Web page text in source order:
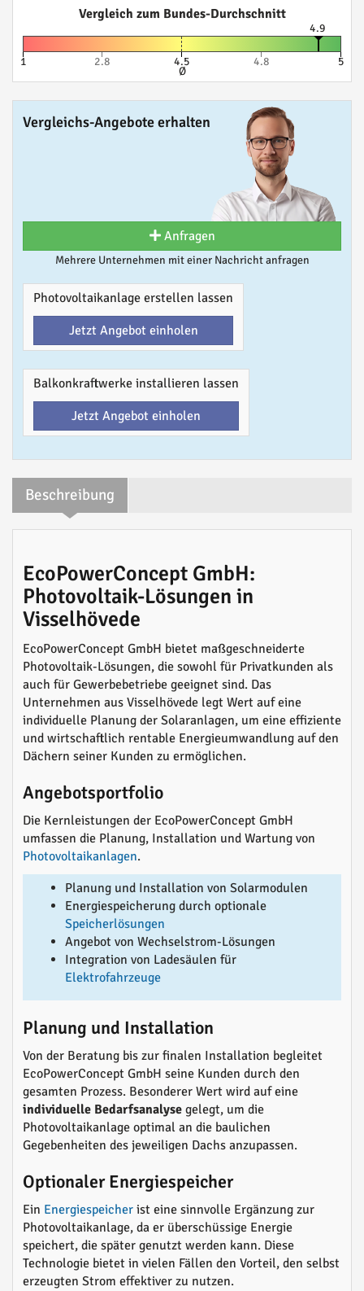
Vergleich zum Bundes-Durchschnitt
4.9
1 2.8 4.5
Ø
4.8 5
Vergleichs-Angebote erhalten
Anfragen
Mehrere Unternehmen mit einer Nachricht anfragen
Photovoltaikanlage erstellen lassen
Jetzt Angebot einholen
Balkonkraftwerke installieren lassen
Jetzt Angebot einholen
Beschreibung
EcoPowerConcept GmbH:
Photovoltaik-Lösungen in
Visselhövede
EcoPowerConcept GmbH bietet maßgeschneiderte
Photovoltaik-Lösungen, die sowohl für Privatkunden als
auch für Gewerbebetriebe geeignet sind. Das
Unternehmen aus Visselhövede legt Wert auf eine
individuelle Planung der Solaranlagen, um eine effiziente
und wirtschaftlich rentable Energieumwandlung auf den
Dächern seiner Kunden zu ermöglichen.
Angebotsportfolio
Die Kernleistungen der EcoPowerConcept GmbH
umfassen die Planung, Installation und Wartung von
Photovoltaikanlagen.
Planung und Installation von Solarmodulen
Energiespeicherung durch optionale
Speicherlösungen
Angebot von Wechselstrom-Lösungen
Integration von Ladesäulen für
Elektrofahrzeuge
Planung und Installation
Von der Beratung bis zur finalen Installation begleitet
EcoPowerConcept GmbH seine Kunden durch den
gesamten Prozess. Besonderer Wert wird auf eine
individuelle Bedarfsanalyse gelegt, um die
Photovoltaikanlage optimal an die baulichen
Gegebenheiten des jeweiligen Dachs anzupassen.
Optionaler Energiespeicher
Ein Energiespeicher ist eine sinnvolle Ergänzung zur
Photovoltaikanlage, da er überschüssige Energie
speichert, die später genutzt werden kann. Diese
Technologie bietet in vielen Fällen den Vorteil, den selbst
erzeugten Strom effektiver zu nutzen.